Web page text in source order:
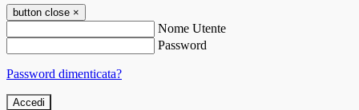
button close ×
Nome Utente
Password
Password dimenticata?